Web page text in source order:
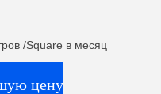
/Square в месяц
цену